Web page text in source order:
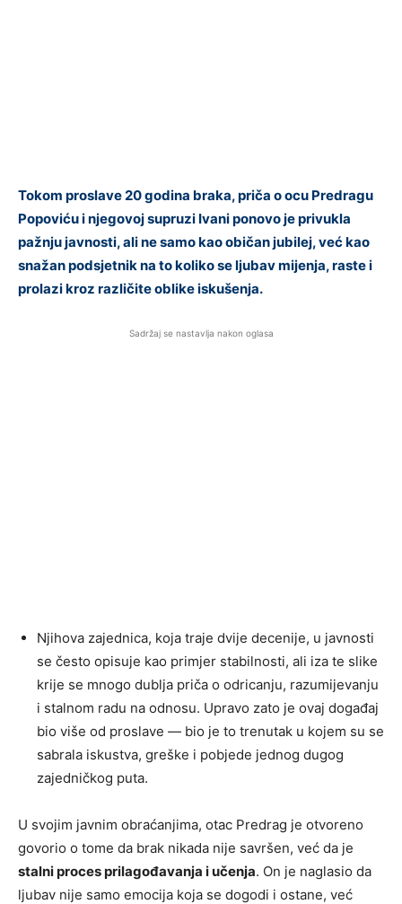
Tokom proslave 20 godina braka, priča o ocu Predragu
Popoviću i njegovoj supruzi Ivani ponovo je privukla
pažnju javnosti, ali ne samo kao običan jubilej, već kao
snažan podsjetnik na to koliko se ljubav mijenja, raste i
prolazi kroz različite oblike iskušenja.
Sadržaj se nastavlja nakon oglasa
Njihova zajednica, koja traje dvije decenije, u javnosti
se često opisuje kao primjer stabilnosti, ali iza te slike
krije se mnogo dublja priča o odricanju, razumijevanju
i stalnom radu na odnosu. Upravo zato je ovaj događaj
bio više od proslave — bio je to trenutak u kojem su se
sabrala iskustva, greške i pobjede jednog dugog
zajedničkog puta.
U svojim javnim obraćanjima, otac Predrag je otvoreno
govorio o tome da brak nikada nije savršen, već da je
stalni proces prilagođavanja i učenja. On je naglasio da
ljubav nije samo emocija koja se dogodi i ostane, već